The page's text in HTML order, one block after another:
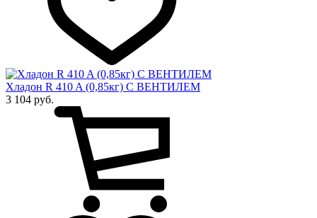
Хладон R 410 A (0,85кг) С ВЕНТИЛЕМ
3 104 руб.